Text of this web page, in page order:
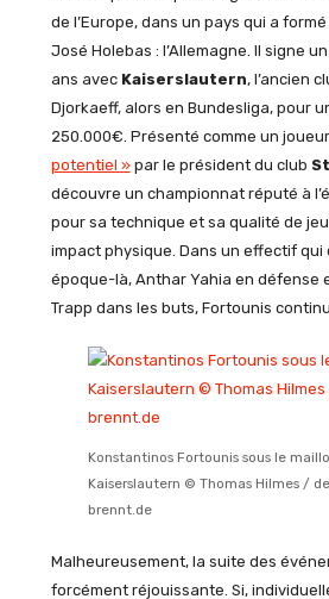
de l’Europe, dans un pays qui a
José Holebas : l’Allemagne. Il signe
ans avec Kaiserslautern, l’ancien
Djorkaeff, alors en Bundesliga, pour
250.000€. Présenté comme un
potentiel »par le président du club
découvre un championnat réputé à
pour sa technique et sa qualité de
impact physique. Dans un effectif qui
époque-là, Anthar Yahia en défense
Trapp dans les buts, Fortounis
Konstantinos Fortounis sous le
Kaiserslautern © Thomas Hilmes /
brennt.de
Malheureusement, la suite des
forcément réjouissante. Si,